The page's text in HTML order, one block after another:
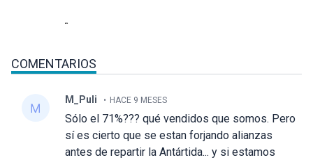
COMENTARIOS
M_Puli HACE 9 MESES
Sólo el 71%??? qué vendidos que somos. Pero
sí es cierto que se estan forjando alianzas
antes de repartir la Antártida... y si estamos